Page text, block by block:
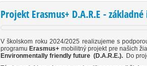
Projekt Erasmus+ D.A.R.E -
V školskom roku 2024/2025 realizujeme s
programu Erasmus+ mobilitný projekt pre našich
Environmentally friendly future (D.A.R.E.). Do